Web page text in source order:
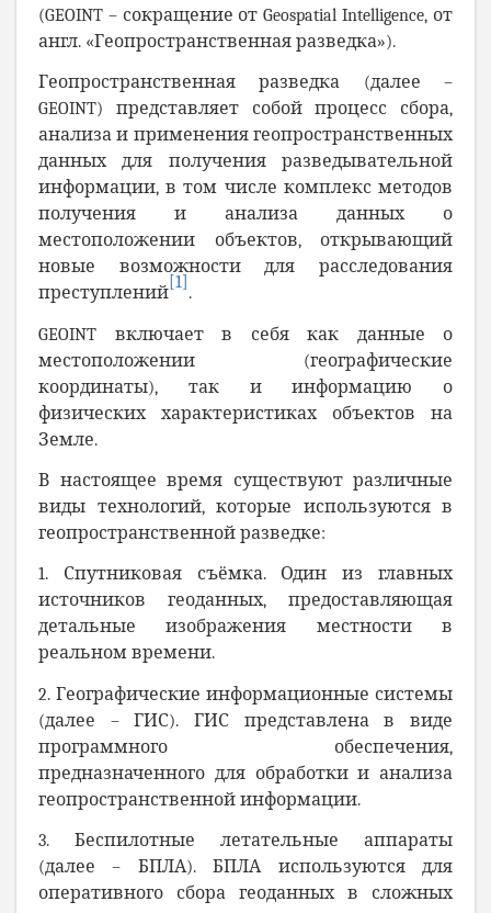
(GEOINT – сокращение от Geospatial Intelligence, от
англ. «Геопространственная разведка»).
Геопространственная разведка (далее –
GEOINT) представляет собой процесс сбора,
анализа и применения геопространственных
данных для получения разведывательной
информации, в том числе комплекс методов
получения и анализа данных о
местоположении объектов, открывающий
новые возможности для расследования
преступлений
[1]
.
GEOINT включает в себя как данные о
местоположении (географические
координаты), так и информацию о
физических характеристиках объектов на
Земле.
В настоящее время существуют различные
виды технологий, которые используются в
геопространственной разведке:
1. Спутниковая съёмка. Один из главных
источников геоданных, предоставляющая
детальные изображения местности в
реальном времени.
2. Географические информационные системы
(далее – ГИС). ГИС представлена в виде
программного обеспечения,
предназначенного для обработки и анализа
геопространственной информации.
3. Беспилотные летательные аппараты
(далее – БПЛА). БПЛА используются для
оперативного сбора геоданных в сложных